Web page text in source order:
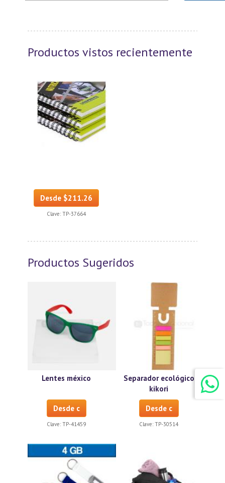
Productos vistos recientemente
Desde $211.26
Clave: TP-37664
Productos Sugeridos
Lentes méxico
Desde c
Clave: TP-41459
Separador ecológico
kikori
Desde c
Clave: TP-30514